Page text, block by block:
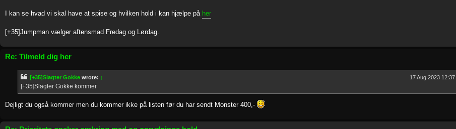
I kan se hvad vi skal have at spise og hvilken hold i kan hjælpe på her
[+35]Jumpman vælger aftensmad Fredag og Lørdag.
Re: Tilmeld dig her
[+35]Slagter Gokke wrote: ↑ 17 Aug 2023 12:37
[+35]Slagter Gokke kommer
Dejligt du også kommer men du kommer ikke på listen før du har sendt Monster 400,-